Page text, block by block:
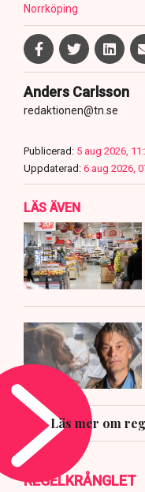
Norrköping
Anders Carlsson
redaktionen@tn.se
Publicerad: 5 aug 2026,
Uppdaterad: 6 aug 2026,
LÄS ÄVEN
Läs mer om
REGELKRÅNGLET